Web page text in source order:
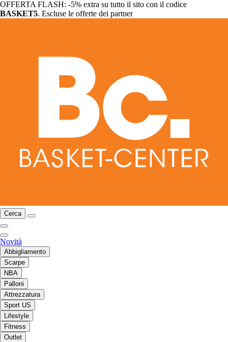
OFFERTA FLASH: -5% extra su tutto il sito con il codice
BASKET5. Escluse le offerte dei partner
Cerca
Novità
Abbigliamento
Scarpe
NBA
Palloni
Attrezzatura
Sport US
Lifestyle
Fitness
Outlet